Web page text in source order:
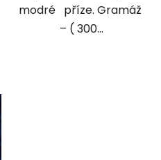
modré příze. Gramáž
– ( 300...